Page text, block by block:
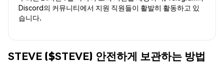
Discord의 커뮤니티에서 지원 직원들이 활발히 활동하고 있
습니다.
STEVE ($STEVE) 안전하게 보관하는 방법